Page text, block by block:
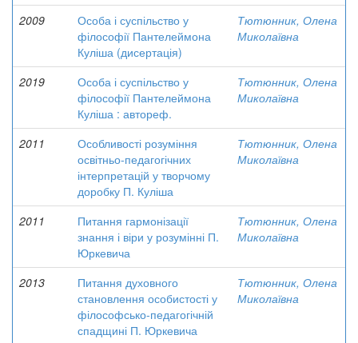
2009
Особа і суспільство у
філософії Пантелеймона
Куліша (дисертація)
Тютюнник, Олена
Миколаївна
2019
Особа і суспільство у
філософії Пантелеймона
Куліша : автореф.
Тютюнник, Олена
Миколаївна
2011
Особливості розуміння
освітньо-педагогічних
інтерпретацій у творчому
доробку П. Куліша
Тютюнник, Олена
Миколаївна
2011
Питання гармонізації
знання і віри у розумінні П.
Юркевича
Тютюнник, Олена
Миколаївна
2013
Питання духовного
становлення особистості у
філософсько-педагогічній
спадщині П. Юркевича
Тютюнник, Олена
Миколаївна